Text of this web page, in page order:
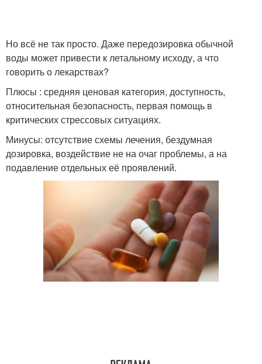
Но всё не так просто. Даже передозировка обычной
воды может привести к летальному исходу, а что
говорить о лекарствах?
Плюсы : средняя ценовая категория, доступность,
относительная безопасность, первая помощь в
критических стрессовых ситуациях.
Минусы: отсутствие схемы лечения, бездумная
дозировка, воздействие не на очаг проблемы, а на
подавление отдельных её проявлений.